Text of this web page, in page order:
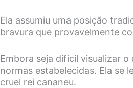
Ela assumiu uma posição
bravura que provavelmente
Embora seja difícil visualizar
normas estabelecidas. Ela se
cruel rei cananeu.